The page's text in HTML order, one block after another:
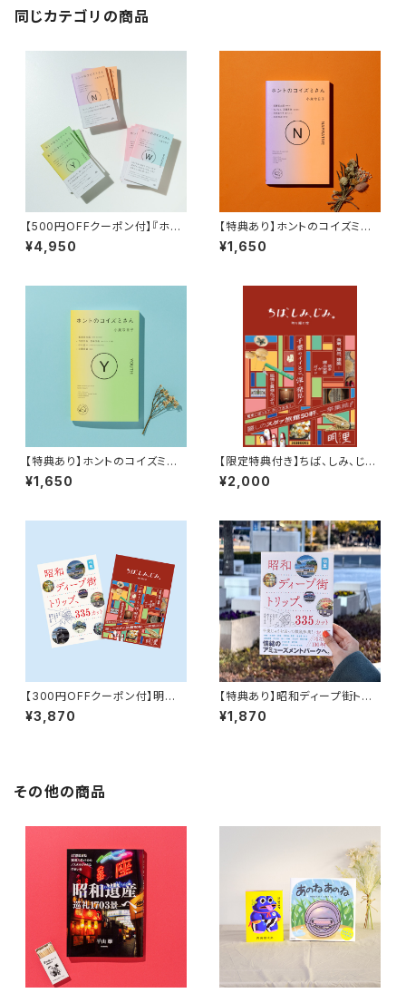
同じカテゴリの商品
【500円OFFクーポン付】『ホン
トのコイズミさん』セット 『ホント
のコイズミさん YOUTH』 『ホン
¥4,950
【特典あり】ホントのコイズミさ
ん NARRATIVE
¥1,650
【特典あり】ホントのコイズミさ
ん YOUTH
¥1,650
【限定特典付き】ちば、しみ、じ
み。 時を編む宿
¥2,000
【300円OFFクーポン付】明里
の世界セット『ちば、しみ、じみ。
時を編む宿』『昭和ディープ街ト
¥3,870
【特典あり】昭和ディープ街トリッ
プ、335カット 20代女性が小学
生から続ける探訪と研究
¥1,870
その他の商品